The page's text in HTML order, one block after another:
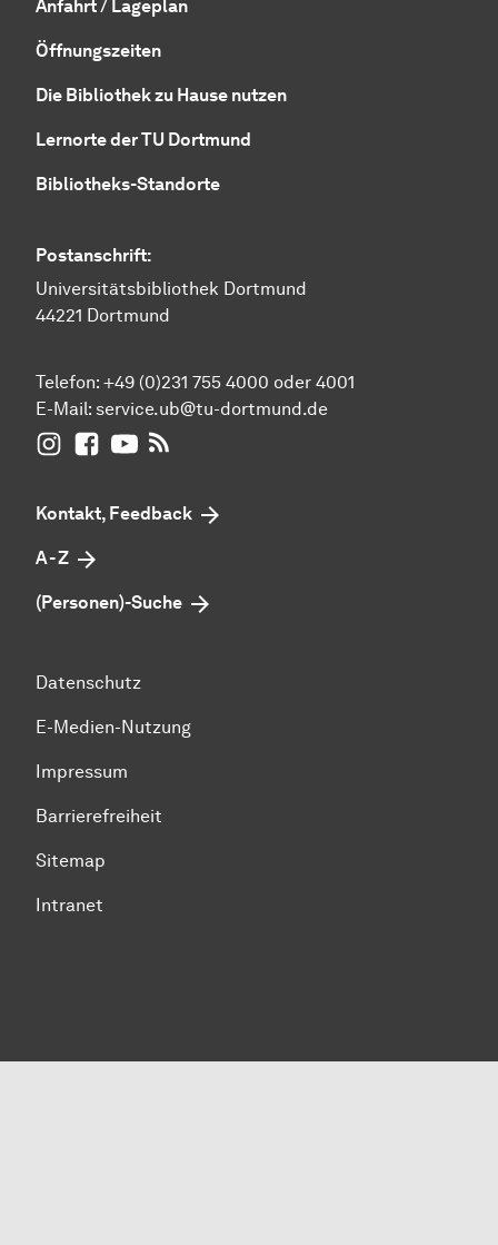
Anfahrt / Lageplan
Öffnungszeiten
Die Bibliothek zu Hause nutzen
Lernorte der TU Dortmund
Bibliotheks-Standorte
Postanschrift:
Universitätsbibliothek Dortmund
44221 Dortmund
Telefon: +49 (0)231 755 4000 oder 4001
E-Mail: service.ub@tu-dortmund.de
UB Dortmund auf Instagram
UB Dortmund auf Facebook
UB Dortmund auf YouTube
Kontakt, Feedback
A - Z
(Personen)-Suche
Datenschutz
E-Medien-Nutzung
Impressum
Barrierefreiheit
Sitemap
Intranet